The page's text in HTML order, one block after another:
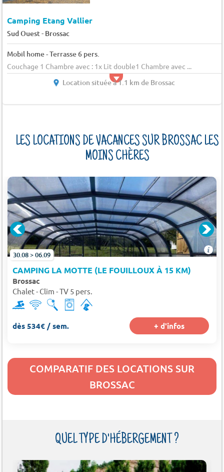
Camping Etang Vallier
Sud Ouest- Brossac
Mobil home - Terrasse 6 pers.
Couchage 1 Chambre avec : 1x Lit double1 Chambre avec ...
Location située à 1.1 km de Brossac
LES LOCATIONS DE VACANCES SUR BROSSAC LES
MOINS CHÈRES
30.08 > 06.09
CAMPING LA MOTTE (LE FOUILLOUX À 15 KM)
Brossac
Chalet - Clim - TV 5 pers.
dès 534€ / sem. + d'infos
COMPARATIF DES LOCATIONS SUR
BROSSAC
QUEL TYPE D'HÉBERGEMENT ?